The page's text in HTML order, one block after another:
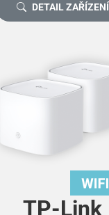
DETAIL ZAŘÍZENÍ
TP-Link